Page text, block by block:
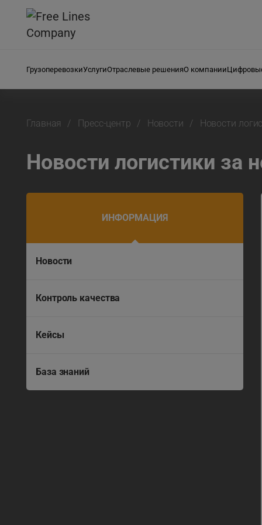
ГрузоперевозкиУслугиОтраслевые решенияО компании
Главная Пресс-центр Новости Новости
Новости логистики за
ИНФОРМАЦИЯ
Новости
Контроль качества
Кейсы
База знаний